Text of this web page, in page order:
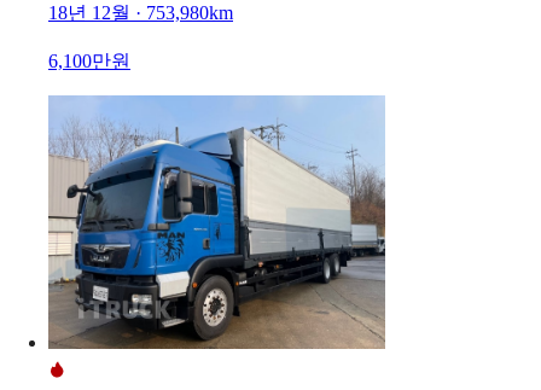
18년 12월 · 753,980km
6,100만원